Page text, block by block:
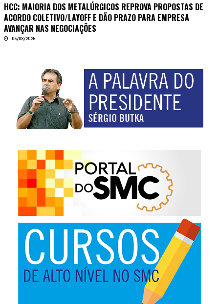
HCC: MAIORIA DOS METALÚRGICOS REPROVA PROPOSTAS DE
ACORDO COLETIVO/LAYOFF E DÃO PRAZO PARA EMPRESA
AVANÇAR NAS NEGOCIAÇÕES
06/08/2026